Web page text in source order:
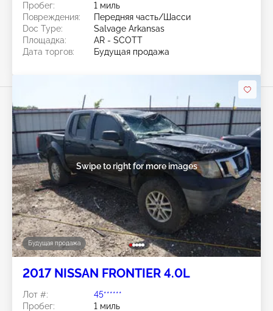
Пробег:
1 миль
Повреждения:
Передняя часть/Шасси
Doc Type:
Salvage Arkansas
Площадка:
AR - SCOTT
Дата торгов:
Будущая продажа
Будущая продажа
Swipe to right for more images
2017 NISSAN FRONTIER 4.0L
Лот #:
45******
Пробег:
1 миль